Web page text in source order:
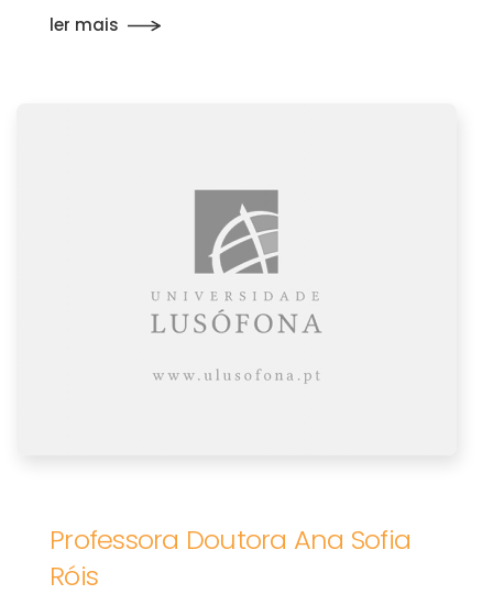
ler mais
Professora Doutora Ana Sofia
Róis